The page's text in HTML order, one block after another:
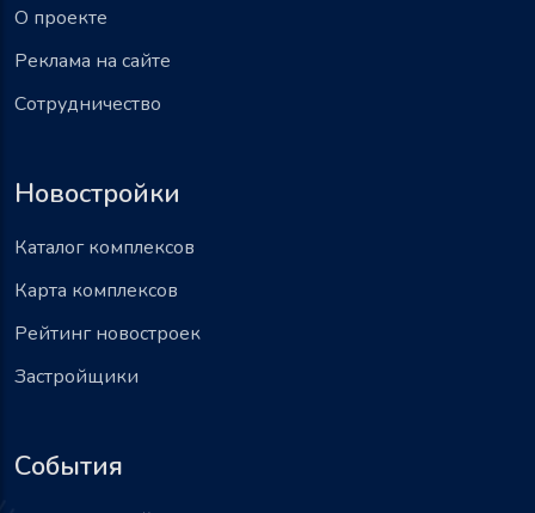
О проекте
Реклама на сайте
Сотрудничество
Новостройки
Каталог комплексов
Карта комплексов
Рейтинг новостроек
Застройщики
События